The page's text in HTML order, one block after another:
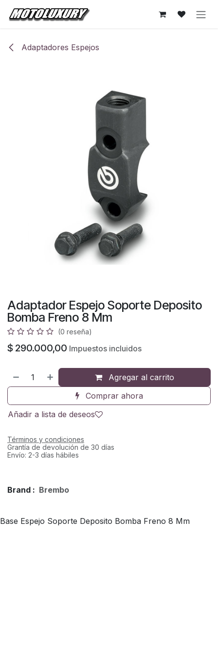
Ir al contenido
Adaptadores Espejos
Adaptador Espejo Soporte Deposito
Bomba Freno 8 Mm
(0 reseña)
$ 290.000,00 Impuestos incluidos
Agregar al carrito
Comprar ahora
Añadir a lista de deseos
Términos y condiciones
Grantía de devolución de 30 días
Envío: 2-3 días hábiles
Brand : Brembo
Base Espejo Soporte Deposito Bomba Freno 8 Mm